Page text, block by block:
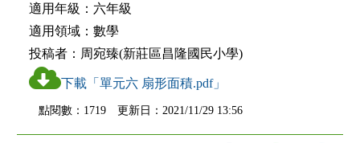
適用年級： 六年級
適用領域： 數學
投稿者： 周宛臻(新莊區昌隆國民小學)
下載「單元六 扇形面積.pdf」
點閱數：1719 更新日：2021/11/29 13:56